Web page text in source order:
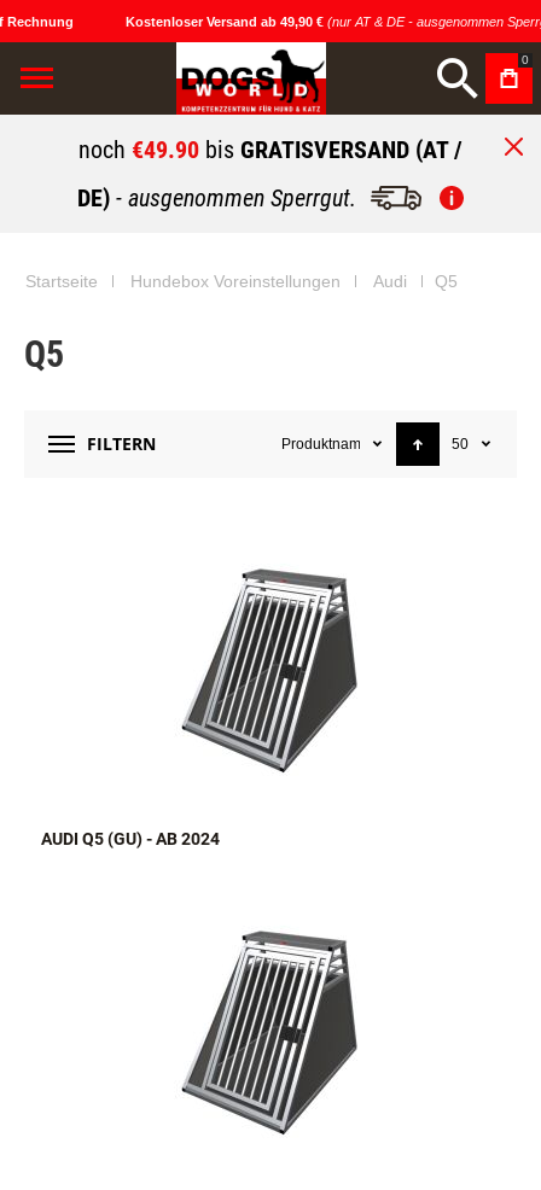
Rechnung Kostenloser Versand ab 49,90 €(nur AT & DE - ausgenommen
0
noch €49.90 bis GRATISVERSAND (AT /
DE) - ausgenommen Sperrgut.
Startseite Hundebox Voreinstellungen Audi Q5
Q5
FILTERN Produktname 50
AUDI Q5 (GU) - AB 2024